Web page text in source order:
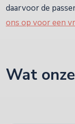
daarvoor de
ons op voor een
Wat